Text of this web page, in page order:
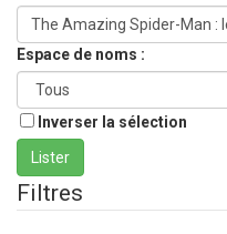
Espace de noms :
Inverser la sélection
Filtres